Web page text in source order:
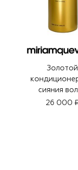
Золотой
сияния
Sublime
26 000